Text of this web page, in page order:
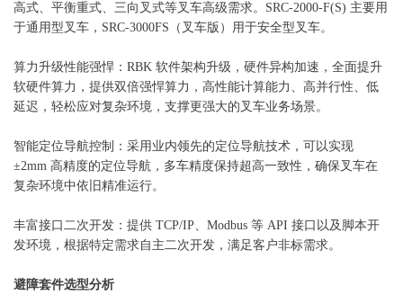
高式、平衡重式、三向叉式等叉车高级需求。SRC-2000-F(S) 主要用
于通用型叉车，SRC-3000FS（叉车版）用于安全型叉车。
算力升级性能强悍：RBK 软件架构升级，硬件异构加速，全面提升
软硬件算力，提供双倍强悍算力，高性能计算能力、高并行性、低
延迟，轻松应对复杂环境，支撑更强大的叉车业务场景。
智能定位导航控制：采用业内领先的定位导航技术，可以实现
±2mm 高精度的定位导航，多车精度保持超高一致性，确保叉车在
复杂环境中依旧精准运行。
丰富接口二次开发：提供 TCP/IP、Modbus 等 API 接口以及脚本开
发环境，根据特定需求自主二次开发，满足客户非标需求。
避障套件选型分析